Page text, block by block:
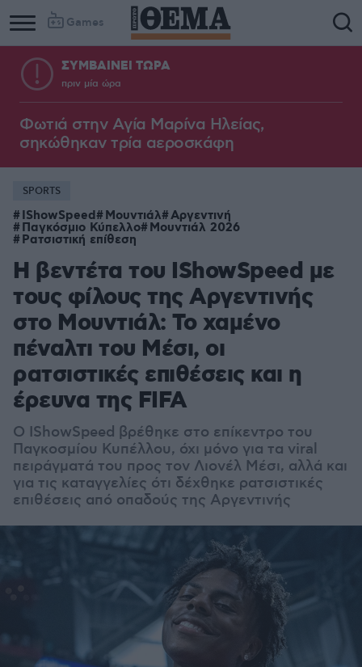
Games
ΣΥΜΒΑΙΝΕΙ ΤΩΡΑ
πριν μία ώρα
Φωτιά στην Aγία Μαρίνα Ηλείας,
σηκώθηκαν τρία αεροσκάφη
SPORTS
IShowSpeed Μουντιάλ Αργεντινή
Παγκόσμιο Κύπελλο Μουντιάλ 2026
Ρατσιστική επίθεση
Η βεντέτα του IShowSpeed με
τους φίλους της Αργεντινής
στο Μουντιάλ: Το χαμένο
πέναλτι του Μέσι, οι
ρατσιστικές επιθέσεις και η
έρευνα της FIFA
Ο IShowSpeed βρέθηκε στο επίκεντρο του
Παγκοσμίου Κυπέλλου, όχι μόνο για τα viral
πειράγματά του προς τον Λιονέλ Μέσι, αλλά και
για τις καταγγελίες ότι δέχθηκε ρατσιστικές
επιθέσεις από οπαδούς της Αργεντινής